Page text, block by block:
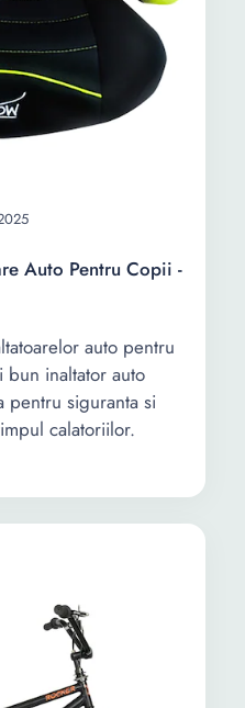
Auto Pentru Copii -
auto pentru
inaltator auto
pentru siguranta si
calatoriilor.